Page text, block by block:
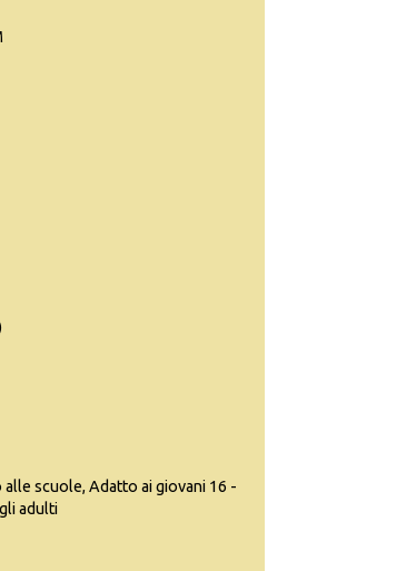
scuole, Adatto ai giovani 16 -
adulti